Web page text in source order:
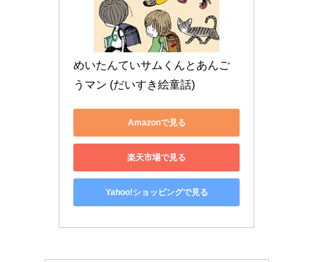
めいたんていサムくんとあんご
うマン (だいすき絵童話)
Amazonで見る
楽天市場で見る
Yahoo!ショッピングで見る